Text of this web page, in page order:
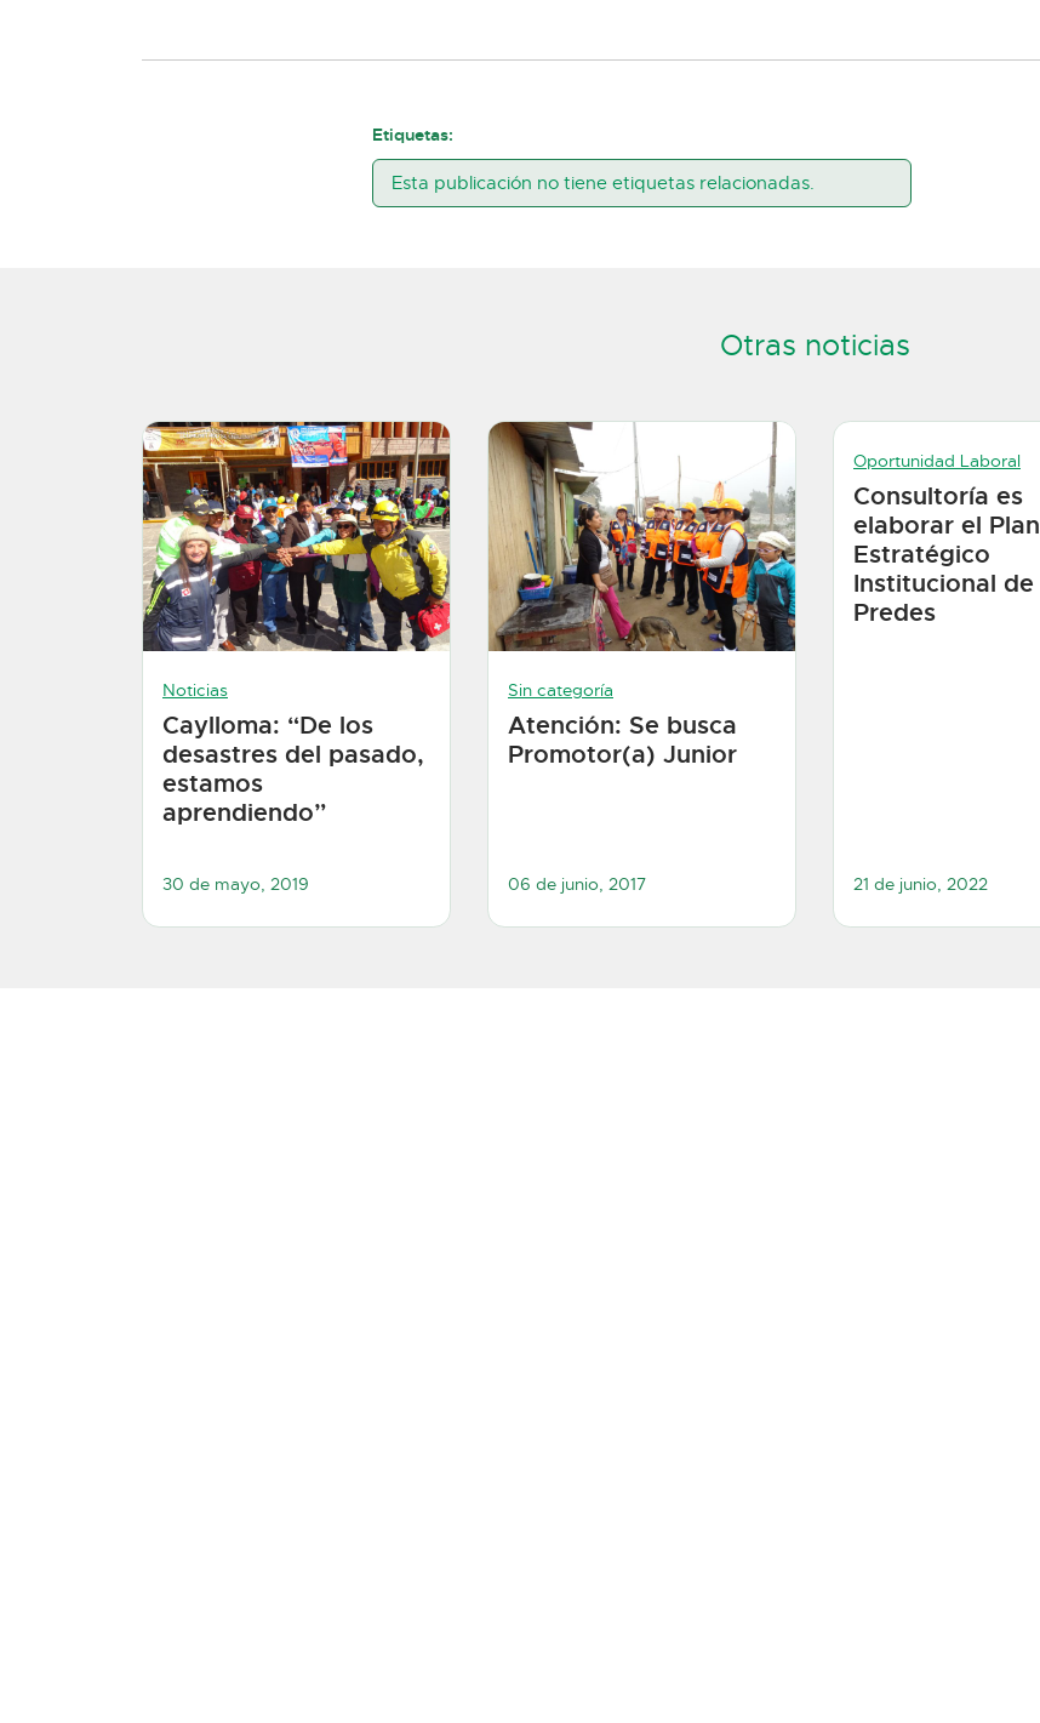
Etiquetas:
Esta publicación no tiene etiquetas relacionadas.
Otras noticias
Noticias
Caylloma: “De los
desastres del pasado,
estamos
aprendiendo”
30 de mayo, 2019
Sin categoría
Atención: Se busca
Promotor(a) Junior
06 de junio, 2017
Oportunidad Laboral
Consultoría es
elaborar el Plan
Estratégico
Institucional de
Predes
21 de junio, 2022